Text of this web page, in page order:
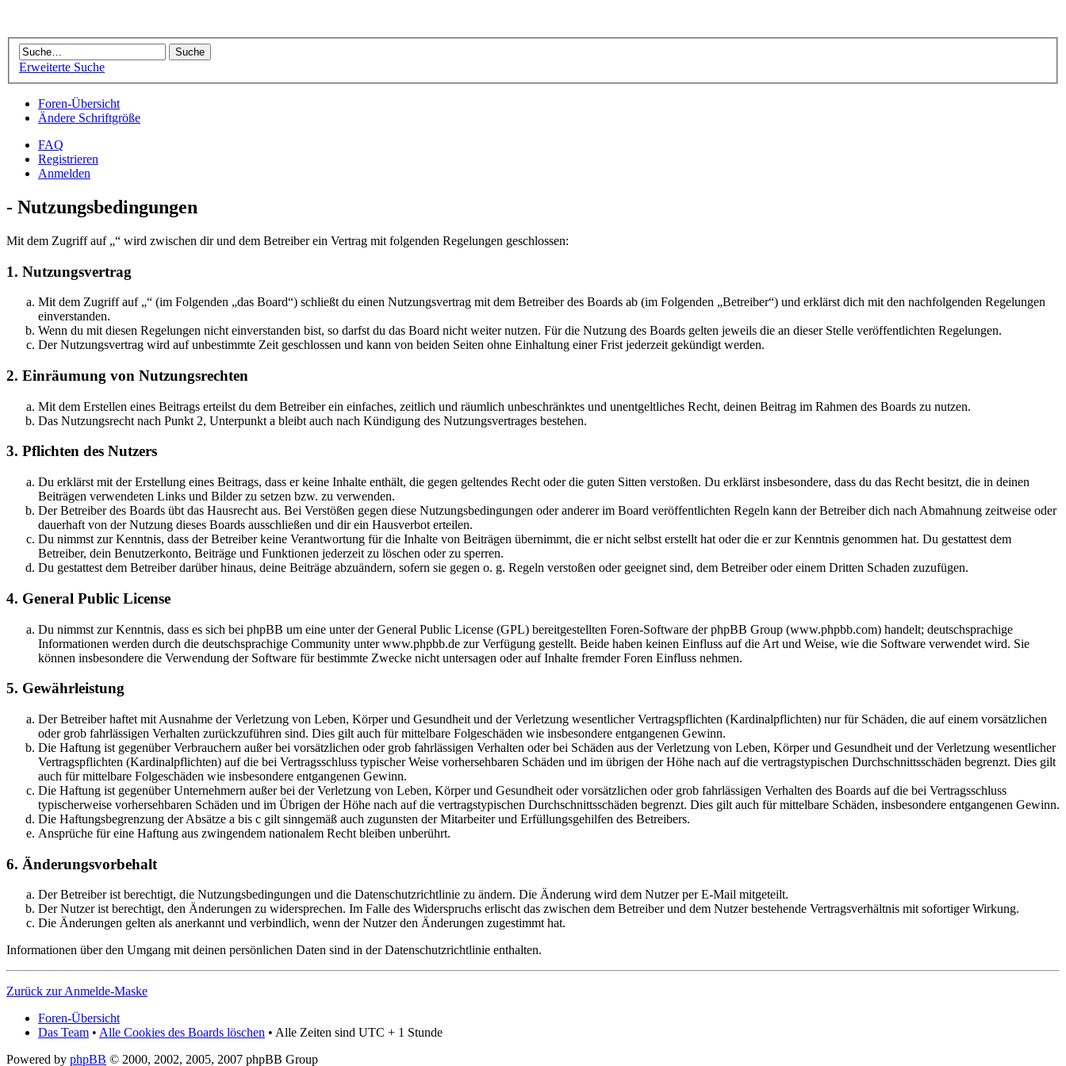
Erweiterte Suche
Foren-Übersicht
Ändere Schriftgröße
FAQ
Registrieren
Anmelden
- Nutzungsbedingungen
Mit dem Zugriff auf „“ wird zwischen dir und dem Betreiber ein Vertrag mit folgenden Regelungen geschlossen:
1. Nutzungsvertrag
Mit dem Zugriff auf „“ (im Folgenden „das Board“) schließt du einen Nutzungsvertrag mit dem Betreiber des Boards ab (im Folgenden „Betreiber“) und erklärst dich mit den nachfolgenden Regelungen
einverstanden.
Wenn du mit diesen Regelungen nicht einverstanden bist, so darfst du das Board nicht weiter nutzen. Für die Nutzung des Boards gelten jeweils die an dieser Stelle veröffentlichten Regelungen.
Der Nutzungsvertrag wird auf unbestimmte Zeit geschlossen und kann von beiden Seiten ohne Einhaltung einer Frist jederzeit gekündigt werden.
2. Einräumung von Nutzungsrechten
Mit dem Erstellen eines Beitrags erteilst du dem Betreiber ein einfaches, zeitlich und räumlich unbeschränktes und unentgeltliches Recht, deinen Beitrag im Rahmen des Boards zu nutzen.
Das Nutzungsrecht nach Punkt 2, Unterpunkt a bleibt auch nach Kündigung des Nutzungsvertrages bestehen.
3. Pflichten des Nutzers
Du erklärst mit der Erstellung eines Beitrags, dass er keine Inhalte enthält, die gegen geltendes Recht oder die guten Sitten verstoßen. Du erklärst insbesondere, dass du das Recht besitzt, die in deinen
Beiträgen verwendeten Links und Bilder zu setzen bzw. zu verwenden.
Der Betreiber des Boards übt das Hausrecht aus. Bei Verstößen gegen diese Nutzungsbedingungen oder anderer im Board veröffentlichten Regeln kann der Betreiber dich nach Abmahnung zeitweise oder
dauerhaft von der Nutzung dieses Boards ausschließen und dir ein Hausverbot erteilen.
Du nimmst zur Kenntnis, dass der Betreiber keine Verantwortung für die Inhalte von Beiträgen übernimmt, die er nicht selbst erstellt hat oder die er zur Kenntnis genommen hat. Du gestattest dem
Betreiber, dein Benutzerkonto, Beiträge und Funktionen jederzeit zu löschen oder zu sperren.
Du gestattest dem Betreiber darüber hinaus, deine Beiträge abzuändern, sofern sie gegen o. g. Regeln verstoßen oder geeignet sind, dem Betreiber oder einem Dritten Schaden zuzufügen.
4. General Public License
Du nimmst zur Kenntnis, dass es sich bei phpBB um eine unter der General Public License (GPL) bereitgestellten Foren-Software der phpBB Group (www.phpbb.com) handelt; deutschsprachige
Informationen werden durch die deutschsprachige Community unter www.phpbb.de zur Verfügung gestellt. Beide haben keinen Einfluss auf die Art und Weise, wie die Software verwendet wird. Sie
können insbesondere die Verwendung der Software für bestimmte Zwecke nicht untersagen oder auf Inhalte fremder Foren Einfluss nehmen.
5. Gewährleistung
Der Betreiber haftet mit Ausnahme der Verletzung von Leben, Körper und Gesundheit und der Verletzung wesentlicher Vertragspflichten (Kardinalpflichten) nur für Schäden, die auf einem vorsätzlichen
oder grob fahrlässigen Verhalten zurückzuführen sind. Dies gilt auch für mittelbare Folgeschäden wie insbesondere entgangenen Gewinn.
Die Haftung ist gegenüber Verbrauchern außer bei vorsätzlichen oder grob fahrlässigen Verhalten oder bei Schäden aus der Verletzung von Leben, Körper und Gesundheit und der Verletzung wesentlicher
Vertragspflichten (Kardinalpflichten) auf die bei Vertragsschluss typischer Weise vorhersehbaren Schäden und im übrigen der Höhe nach auf die vertragstypischen Durchschnittsschäden begrenzt. Dies gilt
auch für mittelbare Folgeschäden wie insbesondere entgangenen Gewinn.
Die Haftung ist gegenüber Unternehmern außer bei der Verletzung von Leben, Körper und Gesundheit oder vorsätzlichen oder grob fahrlässigen Verhalten des Boards auf die bei Vertragsschluss
typischerweise vorhersehbaren Schäden und im Übrigen der Höhe nach auf die vertragstypischen Durchschnittsschäden begrenzt. Dies gilt auch für mittelbare Schäden, insbesondere entgangenen Gewinn.
Die Haftungsbegrenzung der Absätze a bis c gilt sinngemäß auch zugunsten der Mitarbeiter und Erfüllungsgehilfen des Betreibers.
Ansprüche für eine Haftung aus zwingendem nationalem Recht bleiben unberührt.
6. Änderungsvorbehalt
Der Betreiber ist berechtigt, die Nutzungsbedingungen und die Datenschutzrichtlinie zu ändern. Die Änderung wird dem Nutzer per E-Mail mitgeteilt.
Der Nutzer ist berechtigt, den Änderungen zu widersprechen. Im Falle des Widerspruchs erlischt das zwischen dem Betreiber und dem Nutzer bestehende Vertragsverhältnis mit sofortiger Wirkung.
Die Änderungen gelten als anerkannt und verbindlich, wenn der Nutzer den Änderungen zugestimmt hat.
Informationen über den Umgang mit deinen persönlichen Daten sind in der Datenschutzrichtlinie enthalten.
Zurück zur Anmelde-Maske
Foren-Übersicht
Das Team • Alle Cookies des Boards löschen • Alle Zeiten sind UTC + 1 Stunde
Powered by phpBB © 2000, 2002, 2005, 2007 phpBB Group